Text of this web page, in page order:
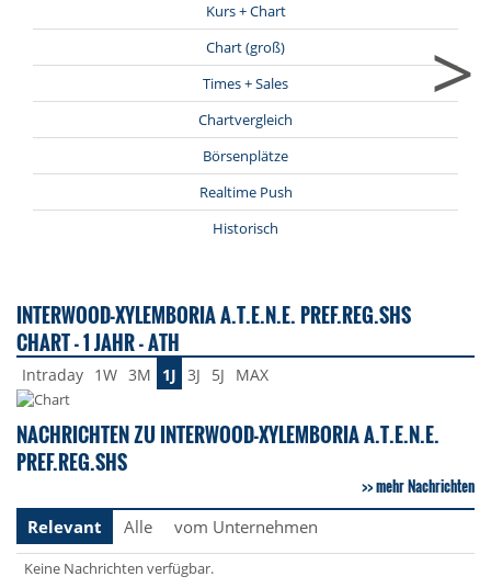
Kurs + Chart
Chart (groß)
Times + Sales
Chartvergleich
Börsenplätze
Realtime Push
Historisch
>
INTERWOOD-XYLEMBORIA A.T.E.N.E. PREF.REG.SHS
CHART - 1 JAHR - ATH
Intraday 1W 3M 1J 3J 5J MAX
NACHRICHTEN ZU INTERWOOD-XYLEMBORIA A.T.E.N.E.
PREF.REG.SHS
mehr Nachrichten
Relevant
Alle vom Unternehmen
Keine Nachrichten verfügbar.